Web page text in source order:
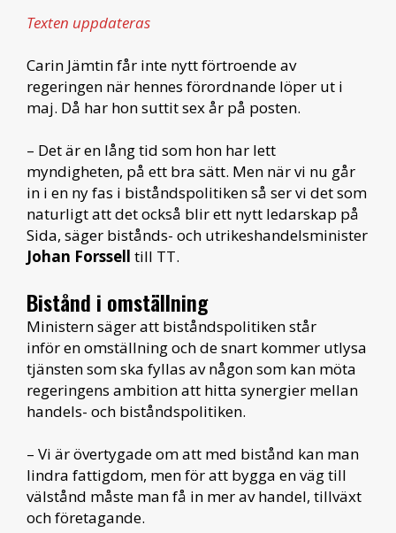
Texten uppdateras
Carin Jämtin får inte nytt förtroende av
regeringen när hennes förordnande löper ut i
maj. Då har hon suttit sex år på posten.
– Det är en lång tid som hon har lett
myndigheten, på ett bra sätt. Men när vi nu går
in i en ny fas i biståndspolitiken så ser vi det som
naturligt att det också blir ett nytt ledarskap på
Sida, säger bistånds- och utrikeshandelsminister
Johan Forssell till TT.
Bistånd i omställning
Ministern säger att biståndspolitiken står
inför en omställning och de snart kommer utlysa
tjänsten som ska fyllas av någon som kan möta
regeringens ambition att hitta synergier mellan
handels- och biståndspolitiken.
– Vi är övertygade om att med bistånd kan man
lindra fattigdom, men för att bygga en väg till
välstånd måste man få in mer av handel, tillväxt
och företagande.